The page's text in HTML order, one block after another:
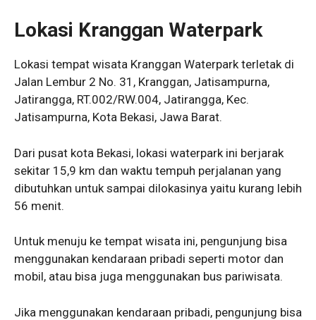
Lokasi Kranggan Waterpark
Lokasi tempat wisata Kranggan Waterpark terletak di
Jalan Lembur 2 No. 31, Kranggan, Jatisampurna,
Jatirangga, RT.002/RW.004, Jatirangga, Kec.
Jatisampurna, Kota Bekasi, Jawa Barat.
Dari pusat kota Bekasi, lokasi waterpark ini berjarak
sekitar 15,9 km dan waktu tempuh perjalanan yang
dibutuhkan untuk sampai dilokasinya yaitu kurang lebih
56 menit.
Untuk menuju ke tempat wisata ini, pengunjung bisa
menggunakan kendaraan pribadi seperti motor dan
mobil, atau bisa juga menggunakan bus pariwisata.
Jika menggunakan kendaraan pribadi, pengunjung bisa